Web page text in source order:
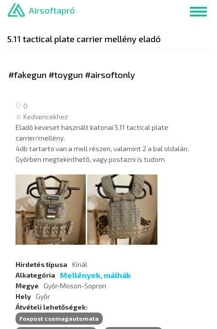
Ugrás
Airsoftapró
5.11 tactical plate carrier mellény eladó
#fakegun #toygun #airsoftonly
♡ 0
☆ Kedvencekhez
Eladó keveset használt katonai 5.11 tactical plate
carrier/mellény.
4db tartarto van a mell részen, valamint 2 a bal oldalán.
Győrben megtekinthető, vagy postazni is tudom
Hirdetés
képei
Hirdetés típusa
Kínál
Alkategória
Mellények, málhák
Megye
Győr-Moson-Sopron
Hely
Győr
Átvételi lehetőségek
Foxpost csomagautomata